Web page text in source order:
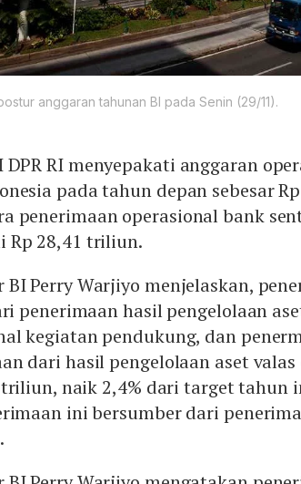
anggaran tahunan BI pada Senin (29/11).
DPR RI menyepakati anggaran
pada tahun depan sebesar
penerimaan operasional bank
Rp 28,41 triliun.
BI Perry Warjiyo menjelaskan,
penerimaan hasil pengelolaan
kegiatan pendukung, dan
dari hasil pengelolaan aset
triliun, naik 2,4% dari target tahun
ini bersumber dari